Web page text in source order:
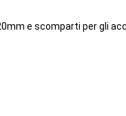
e scomparti per gli